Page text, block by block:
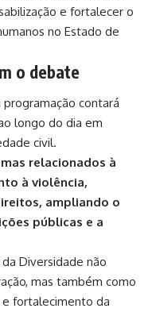
e fortalecer o
no Estado de
o debate
contará
longo do dia em
civil.
relacionados à
à violência,
ampliando o
públicas e a
Diversidade não
mas também como
fortalecimento da